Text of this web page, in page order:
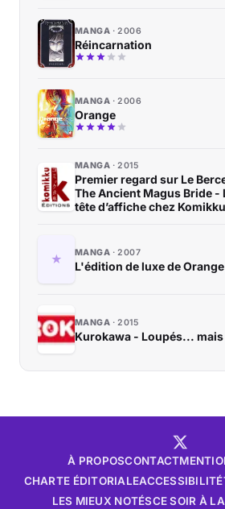
MANGA 2006
Réincarnation
MANGA 2006
Orange
MANGA 2015
Premier regard sur Le
The Ancient Magus Bride -
tête d’affiche chez Komikku
MANGA 2007
L'édition de luxe de
MANGA 2015
Kurokawa - Loupés...
À PROPOSCONTACT
CHARTE ÉDITORIALEACCESSIBILITÉ
LES MIEUX NOTÉSCE SOIR À